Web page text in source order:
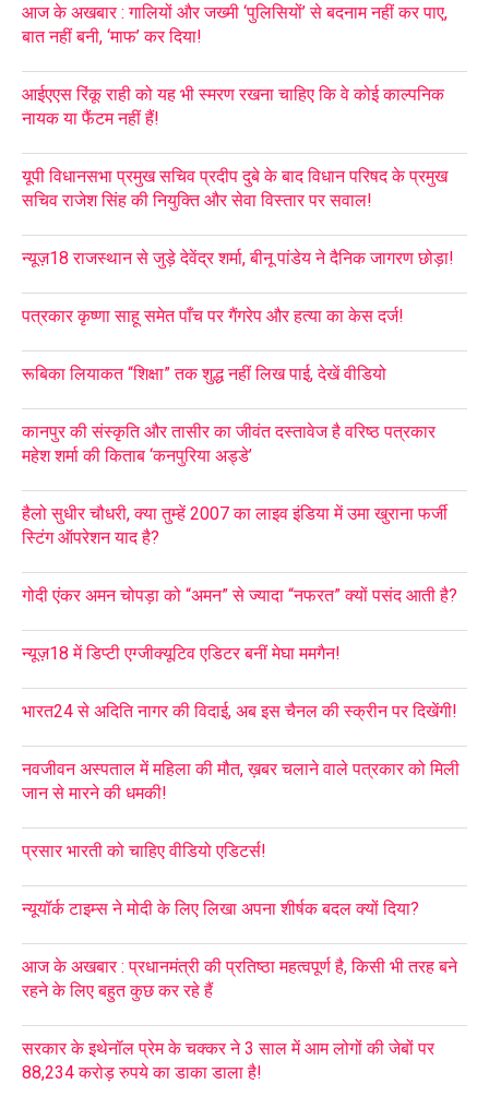
आज के अखबार : गालियों और जख्मी ‘पुलिसियों’ से बदनाम नहीं कर पाए,
बात नहीं बनी, ‘माफ’ कर दिया!
आईएएस रिंकू राही को यह भी स्मरण रखना चाहिए कि वे कोई काल्पनिक
नायक या फैंटम नहीं हैं!
यूपी विधानसभा प्रमुख सचिव प्रदीप दुबे के बाद विधान परिषद के प्रमुख
सचिव राजेश सिंह की नियुक्ति और सेवा विस्तार पर सवाल!
न्यूज़18 राजस्थान से जुड़े देवेंद्र शर्मा, बीनू पांडेय ने दैनिक जागरण छोड़ा!
पत्रकार कृष्णा साहू समेत पाँच पर गैंगरेप और हत्या का केस दर्ज!
रूबिका लियाकत “शिक्षा” तक शुद्ध नहीं लिख पाई, देखें वीडियो
कानपुर की संस्कृति और तासीर का जीवंत दस्तावेज है वरिष्ठ पत्रकार
महेश शर्मा की किताब ‘कनपुरिया अड्डे’
हैलो सुधीर चौधरी, क्या तुम्हें 2007 का लाइव इंडिया में उमा खुराना फर्जी
स्टिंग ऑपरेशन याद है?
गोदी एंकर अमन चोपड़ा को “अमन” से ज्यादा “नफरत” क्यों पसंद आती है?
न्यूज़18 में डिप्टी एग्जीक्यूटिव एडिटर बनीं मेघा ममगैन!
भारत24 से अदिति नागर की विदाई, अब इस चैनल की स्क्रीन पर दिखेंगी!
नवजीवन अस्पताल में महिला की मौत, ख़बर चलाने वाले पत्रकार को मिली
जान से मारने की धमकी!
प्रसार भारती को चाहिए वीडियो एडिटर्स!
न्यूयॉर्क टाइम्स ने मोदी के लिए लिखा अपना शीर्षक बदल क्यों दिया?
आज के अखबार : प्रधानमंत्री की प्रतिष्ठा महत्वपूर्ण है, किसी भी तरह बने
रहने के लिए बहुत कुछ कर रहे हैं
सरकार के इथेनॉल प्रेम के चक्कर ने 3 साल में आम लोगों की जेबों पर
88,234 करोड़ रुपये का डाका डाला है!